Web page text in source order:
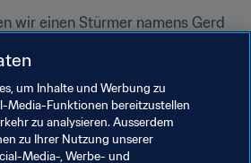
wir einen Stürmer namens Gerd
mein Vorbild in dieses
Verteidiger Per Mertesacker
in der Vorbereitung gegen
um Inhalte und Werbung zu
Media-Funktionen bereitzustellen
zu analysieren. Ausserdem
zu Ihrer Nutzung unserer
Media-, Werbe- und